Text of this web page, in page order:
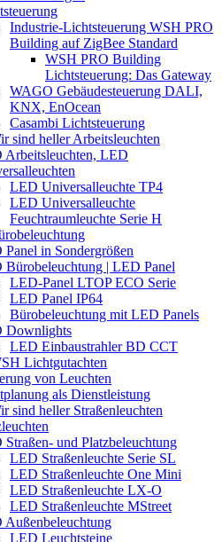
Industrie-Lichtsteuerung WSH PRO
Building auf ZigBee Standard
WSH PRO Building
Lichtsteuerung: Das Gateway
WAGO Gebäudesteuerung DALI,
KNX, EnOcean
Casambi Lichtsteuerung
Arbeitsleuchten, LED
LED Universalleuchte TP4
LED Universalleuchte
Feuchtraumleuchte Serie H
in Sondergrößen
Bürobeleuchtung | LED Panel
LED-Panel LTOP ECO Serie
LED Panel IP64
Bürobeleuchtung mit LED Panels
Downlights
LED Einbaustrahler BD CCT
von Leuchten
als Dienstleistung
und Platzbeleuchtung
LED Straßenleuchte Serie SL
LED Straßenleuchte One Mini
LED Straßenleuchte LX-O
LED Straßenleuchte MStreet
Außenbeleuchtung
LED Leuchtsteine